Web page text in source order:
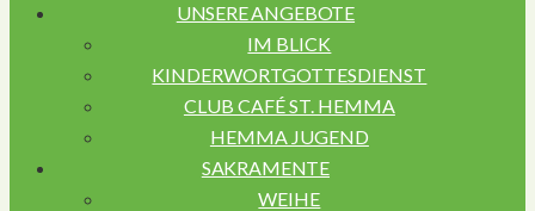
UNSERE ANGEBOTE
IM BLICK
KINDERWORTGOTTESDIENST
CLUB CAFÉ ST. HEMMA
HEMMA JUGEND
SAKRAMENTE
WEIHE